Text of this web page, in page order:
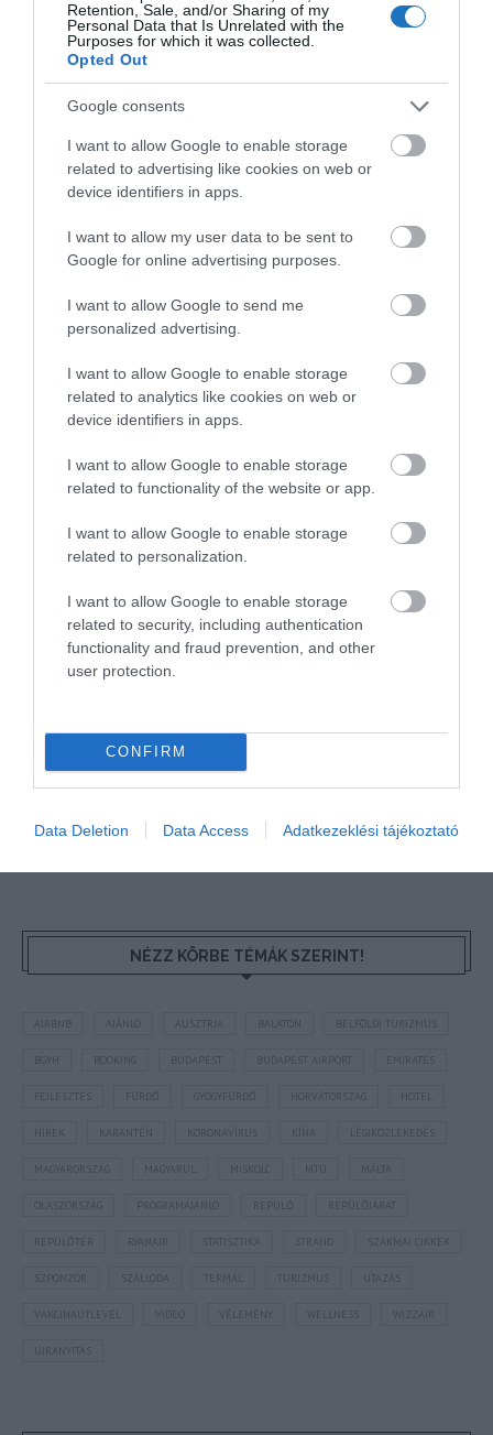
Retention, Sale, and/or Sharing of my
Personal Data that Is Unrelated with the
Purposes for which it was collected.
Opted Out
Google consents
I want to allow Google to enable storage
related to advertising like cookies on web or
device identifiers in apps.
I want to allow my user data to be sent to
Google for online advertising purposes.
I want to allow Google to send me
personalized advertising.
I want to allow Google to enable storage
related to analytics like cookies on web or
device identifiers in apps.
I want to allow Google to enable storage
related to functionality of the website or app.
I want to allow Google to enable storage
related to personalization.
I want to allow Google to enable storage
related to security, including authentication
functionality and fraud prevention, and other
user protection.
CONFIRM
Data Deletion Data Access Adatkezeklési tájékoztató
Kérem nap végén az aznapi friss cikkeket!
BUDAPEST FEJLESZTÉS HÍREK
HETI BÖLCSESSÉG
"Az ember, aki a tengert nézi, szerelemtől
KÖZÖSSÉGÜNK TÉGED IS VÁR!
NÉZZ KÖRBE TÉMÁK SZERINT!
AUSZTRIA BALATON BELFÖLDI TURIZMUS
BUDAPEST BUDAPEST AIRPORT EMIRATES
FEJLESZTÉS HORVÁTORSZÁG HOTEL
KARANTÉN LÉGIKÖZLEKEDÉS
MAGYARORSZÁG MTÜ MÁLTA
OLASZORSZÁG REPÜLŐJÁRAT
REPÜLŐTÉR STATISZTIKA STRAND SZAKMAI CIKKEK
SZPONZOR SZÁLLODA TERMÁL TURIZMUS UTAZÁS
VAKCINAÚTLEVÉL WIZZAIR
ÚJRANYITÁS